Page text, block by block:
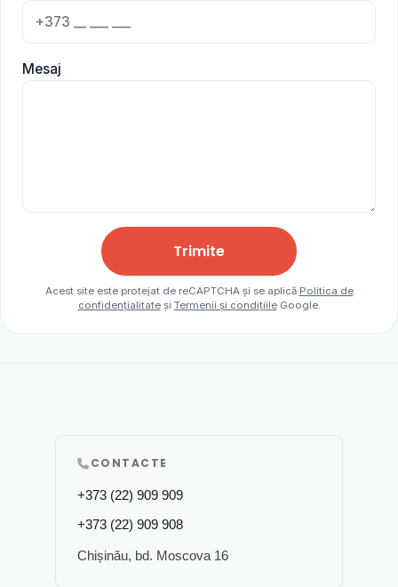
Mesaj
Trimite
Acest site este protejat de reCAPTCHA și se aplică Politica de
confidențialitateși Termenii și condițiileGoogle.
CONTACTE
+373 (22) 909 909
+373 (22) 909 908
Chișinău, bd. Moscova 16